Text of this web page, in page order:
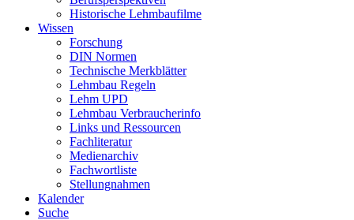
Historische Lehmbaufilme
Wissen
Forschung
DIN Normen
Technische Merkblätter
Lehmbau Regeln
Lehm UPD
Lehmbau Verbraucherinfo
Links und Ressourcen
Fachliteratur
Medienarchiv
Fachwortliste
Stellungnahmen
Kalender
Suche